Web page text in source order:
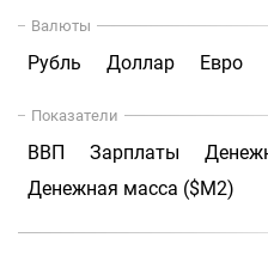
Валюты
Рубль Доллар Евро
Показатели
ВВП Зарплаты
Денежная масса ($М2)